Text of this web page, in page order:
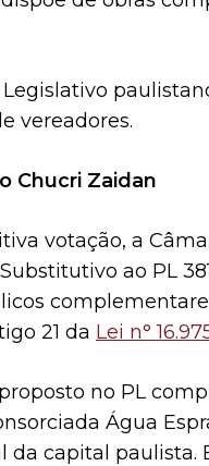
Legislativo
vereadores.
Chucri Zaidan
votação, a
ao PL
21 da Lei n°
no PL
Água
da capital paulista.